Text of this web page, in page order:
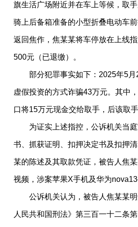
旗生活广场附近并在车上等候，取
骑上后备箱准备的小型折叠电动车
返回焦作，焦某某将车停放在上线
500元（已退缴）。
部分犯罪事实如下：2025年5
虚假投资的方式诈骗43万元。其中
口将15万元现金交给取手，后该取
为证实上述指控，公诉机关当
书、抓获证明、扣押决定书及扣押
某的陈述及其取款凭证，被告人焦
视频，涉案苹果X手机及华为
公诉机关认为，被告人焦某某
人民共和国刑法》第三百一十二条